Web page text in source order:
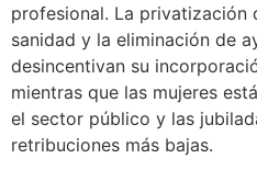
profesional. La privatización
sanidad y la eliminación de
desincentivan su
mientras que las mujeres
el sector público y las
retribuciones más bajas.